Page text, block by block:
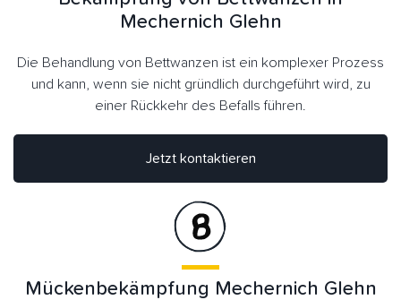
Mechernich Glehn
Die Behandlung von Bettwanzen ist ein komplexer Prozess
und kann, wenn sie nicht gründlich durchgeführt wird, zu
einer Rückkehr des Befalls führen.
Jetzt kontaktieren
Mückenbekämpfung Mechernich Glehn